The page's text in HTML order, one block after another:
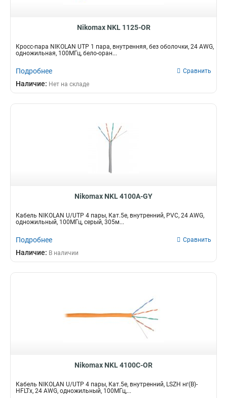
Nikomax NKL 1125-OR
Кросс-пара NIKOLAN UTP 1 пара, внутренняя, без оболочки, 24 AWG,
одножильная, 100МГц, бело-оран...
Подробнее Сравнить
Наличие: Нет на складе
Nikomax NKL 4100A-GY
Кабель NIKOLAN U/UTP 4 пары, Кат.5e, внутренний, PVC, 24 AWG,
одножильный, 100МГц, серый, 305м...
Подробнее Сравнить
Наличие: В наличии
Nikomax NKL 4100C-OR
Кабель NIKOLAN U/UTP 4 пары, Кат.5e, внутренний, LSZH нг(В)-
HFLTx, 24 AWG, одножильный, 100МГц,...